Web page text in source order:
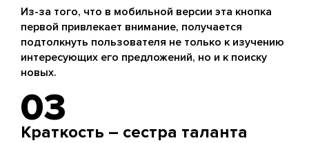
Из-за того, что в мобильной версии эта кнопка
первой привлекает внимание, получается
подтолкнуть пользователя не только к изучению
интересующих его предложений, но и к поиску
новых.
03
Краткость – сестра таланта